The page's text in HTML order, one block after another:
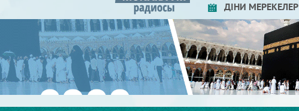
ДІНИ МЕРЕКЕЛЕР